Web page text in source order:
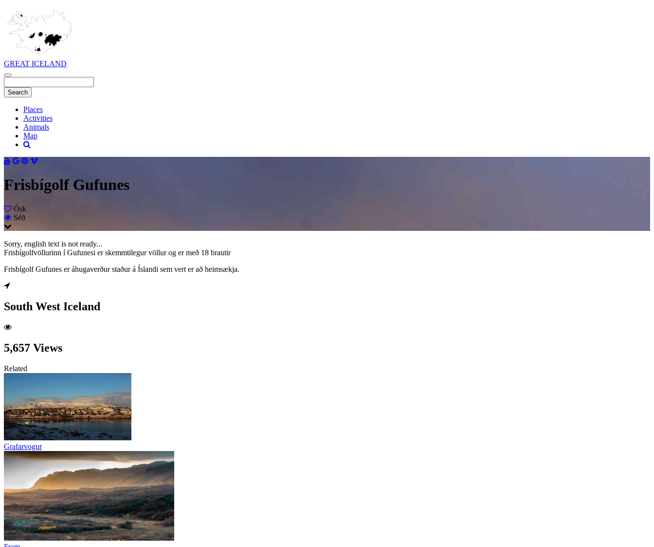
GREAT ICELAND
Places
Activities
Animals
Map
Frisbígolf Gufunes
Ósk
Séð
Sorry, english text is not ready...
Frisbígolfvöllurinn í Gufunesi er skemmtilegur völlur og er með 18 brautir
Frisbígolf Gufunes er áhugaverður staður á Íslandi sem vert er að heimsækja.
South West Iceland
5,657 Views
Related
Grafarvogur